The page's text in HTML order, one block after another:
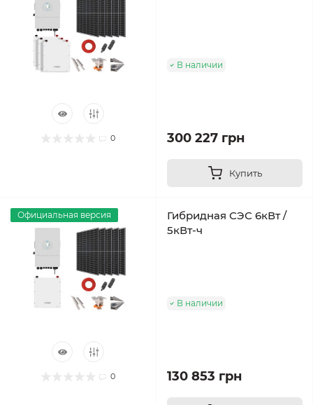
0
В наличии
300 227 грн
Купить
Официальная версия
0
Гибридная СЭС 6кВт /
5кВт-ч
В наличии
130 853 грн